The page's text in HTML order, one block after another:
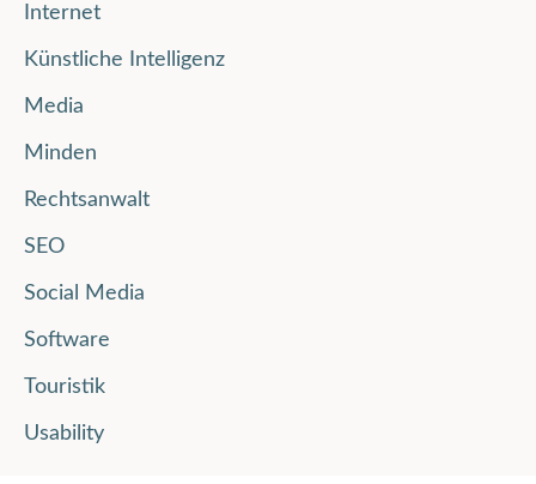
Internet
Künstliche Intelligenz
Media
Minden
Rechtsanwalt
SEO
Social Media
Software
Touristik
Usability